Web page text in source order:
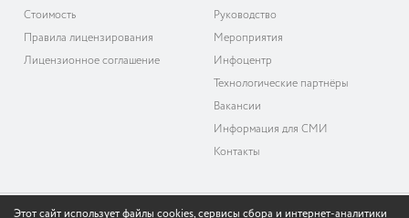
Cтоимость
Правила лицензирования
Лицензионное соглашение
Руководство
Мероприятия
Инфоцентр
Технологические партнёры
Вакансии
Информация для СМИ
Контакты
Этот сайт использует файлы cookies, сервисы сбора и интернет-аналитики